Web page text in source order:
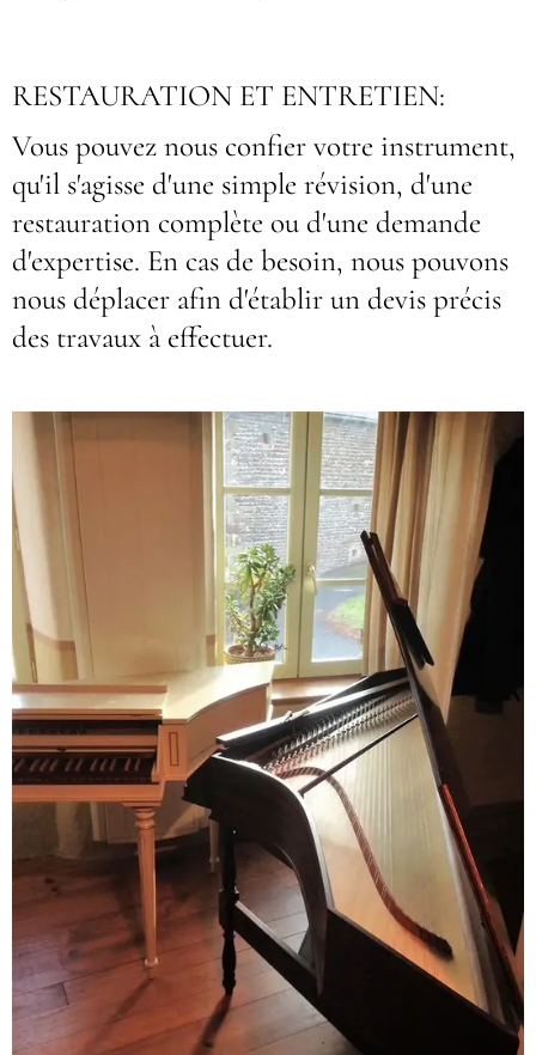
RESTAURATION ET ENTRETIEN:
Vous pouvez nous confier votre instrument,
qu'il s'agisse d'une simple révision, d'une
restauration complète ou d'une demande
d'expertise. En cas de besoin, nous pouvons
nous déplacer afin d'établir un devis précis
des travaux à effectuer.